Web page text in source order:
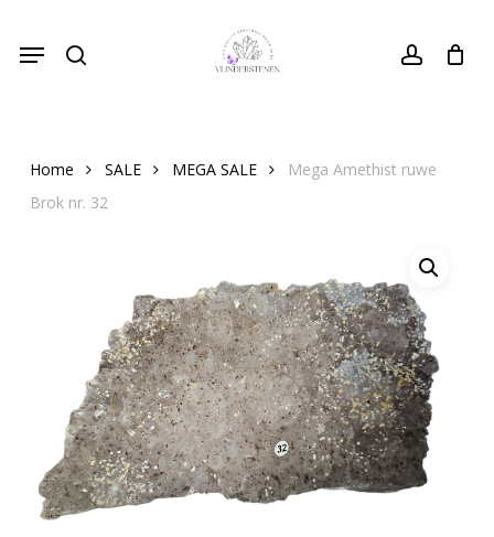
main
account
Menu Close
Cart
Home SALE MEGA SALE
Mega Amethist ruwe
Brok nr. 32